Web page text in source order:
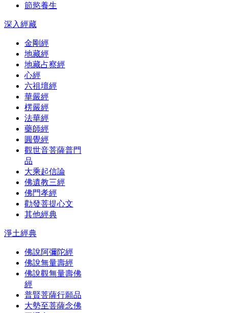
節慾養生
深入經藏
金剛經
地藏經
地藏占察經
心經
六祖壇經
華嚴經
楞嚴經
法華經
藥師經
圓覺經
觀世音菩薩普門
品
大乘起信論
佛遺教三經
佛門孝經
勸發菩提心文
其他經典
淨土經典
佛說阿彌陀經
佛說無量壽經
佛說觀無量壽佛
經
普賢菩薩行願品
大勢至菩薩念佛